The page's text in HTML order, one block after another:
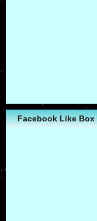
Facebook Like Box